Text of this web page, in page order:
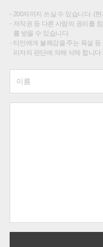
200자까지 쓰실 수 있습니다. (
저작권 등 다른 사람의 권리를
를 받을 수 있습니다.
타인에게 불쾌감을 주는 욕설
리자의 판단에 의해 삭제 합니다.